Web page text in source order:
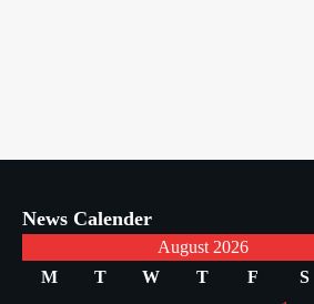
News Calender
August 2026
M
T W T F S